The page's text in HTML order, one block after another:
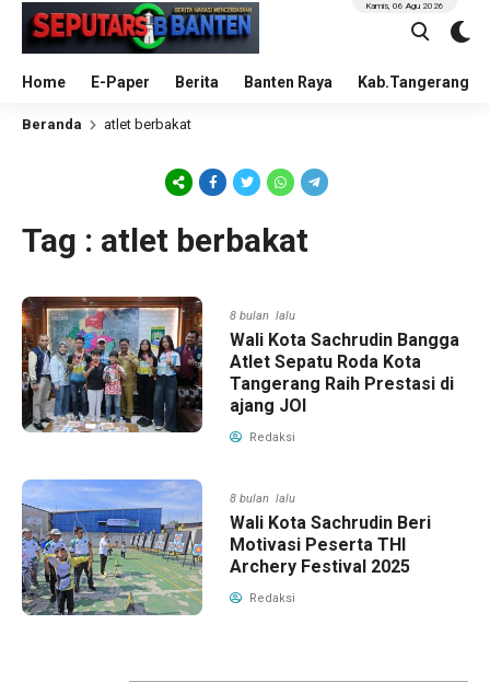
Home E-Paper Berita Banten Raya Kab.Tangerang
Kamis, 06 Agu 2026
Beranda atlet berbakat
Tag : atlet berbakat
8 bulan lalu
Wali Kota Sachrudin Bangga
Atlet Sepatu Roda Kota
Tangerang Raih Prestasi di
ajang JOI
Redaksi
8 bulan lalu
Wali Kota Sachrudin Beri
Motivasi Peserta THI
Archery Festival 2025
Redaksi